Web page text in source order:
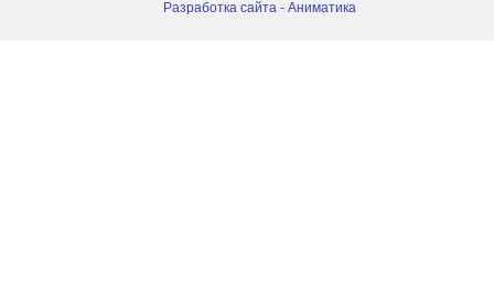
Разработка сайта - Aниматика